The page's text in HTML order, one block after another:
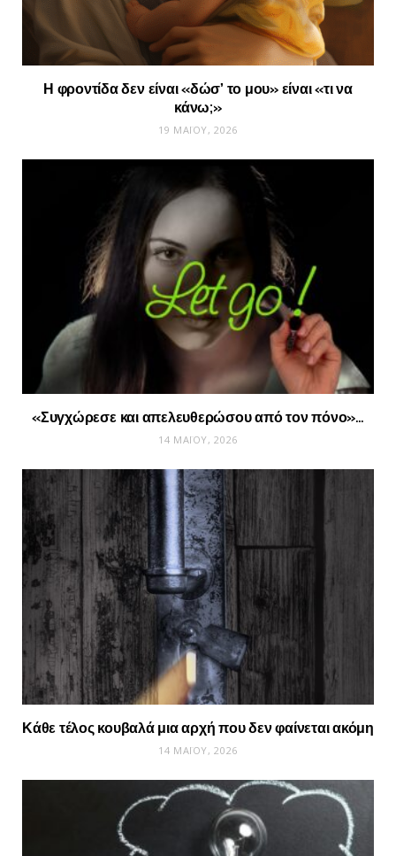
Η φροντίδα δεν είναι «δώσ’ το μου» είναι «τι να
κάνω;»
19 ΜΑΪ́ΟΥ, 2026
«Συγχώρεσε και απελευθερώσου από τον πόνο»…
14 ΜΑΪ́ΟΥ, 2026
Κάθε τέλος κουβαλά μια αρχή που δεν φαίνεται ακόμη
14 ΜΑΪ́ΟΥ, 2026